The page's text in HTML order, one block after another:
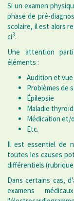
Si un examen
phase de pré-
scolaire, il est alors
ci3.
Une attention
éléments :
Audition et
Problèmes de
Épilepsie
Maladie
Médication et/
Etc.
Il est essentiel de
toutes les causes
différentiels (rubrique
Dans certains cas,
examens